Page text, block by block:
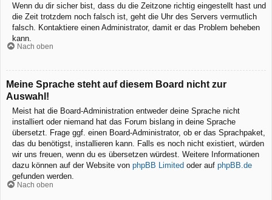
Wenn du dir sicher bist, dass du die Zeitzone richtig eingestellt hast und
die Zeit trotzdem noch falsch ist, geht die Uhr des Servers vermutlich
falsch. Kontaktiere einen Administrator, damit er das Problem beheben
kann.
Nach oben
Meine Sprache steht auf diesem Board nicht zur
Auswahl!
Meist hat die Board-Administration entweder deine Sprache nicht
installiert oder niemand hat das Forum bislang in deine Sprache
übersetzt. Frage ggf. einen Board-Administrator, ob er das Sprachpaket,
das du benötigst, installieren kann. Falls es noch nicht existiert, würden
wir uns freuen, wenn du es übersetzen würdest. Weitere Informationen
dazu können auf der Website von phpBB Limited oder auf phpBB.de
gefunden werden.
Nach oben